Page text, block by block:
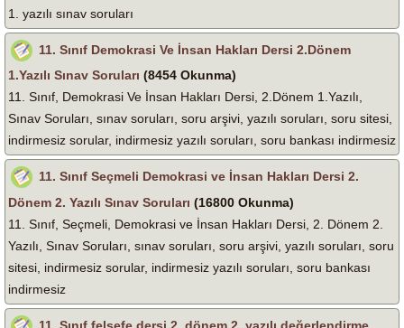
1. yazılı sınav soruları
11. Sınıf Demokrasi Ve İnsan Hakları Dersi 2.Dönem
1.Yazılı Sınav Soruları (8454 Okunma)
11. Sınıf, Demokrasi Ve İnsan Hakları Dersi, 2.Dönem 1.Yazılı,
Sınav Soruları, sınav soruları, soru arşivi, yazılı soruları, soru sitesi,
indirmesiz sorular, indirmesiz yazılı soruları, soru bankası indirmesiz
11. Sınıf Seçmeli Demokrasi ve İnsan Hakları Dersi 2.
Dönem 2. Yazılı Sınav Soruları (16800 Okunma)
11. Sınıf, Seçmeli, Demokrasi ve İnsan Hakları Dersi, 2. Dönem 2.
Yazılı, Sınav Soruları, sınav soruları, soru arşivi, yazılı soruları, soru
sitesi, indirmesiz sorular, indirmesiz yazılı soruları, soru bankası
indirmesiz